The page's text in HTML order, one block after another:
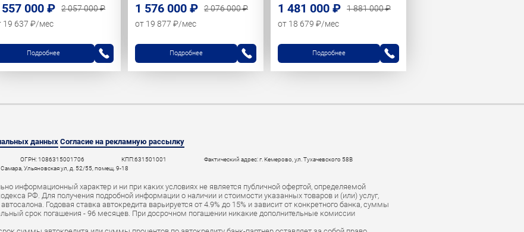
557 000 ₽
2 057 000 ₽
19 637 ₽/мес
Подробнее
1 576 000 ₽
2 076 000 ₽
от 19 877 ₽/мес
Подробнее
1 481 000 ₽
1 881 000 ₽
от 18 679 ₽/мес
Подробнее
данных Согласие на рекламную рассылку
ОГРН: 1086315001706 КПП:631501001
Фактический адрес: г. Кемерово, ул. Тухачевского 58В
Ульяновская ул, д. 52/55, помещ. 9-18
информационный характер и ни при каких условиях не является публичной офертой, определяемой
РФ. Для получения подробной информации о наличии и стоимости указанных товаров и (или) услуг,
Годовая ставка автокредита варьируется от 4.9% до 15% и зависит от конкретного банка, суммы
срок погашения - 96 месяцев. При досрочном погашении никакие дополнительные комиссии